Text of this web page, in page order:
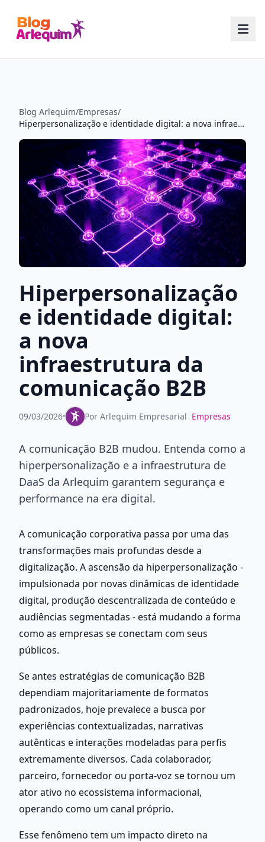
Blog Arlequim/Empresas/
Hiperpersonalização e identidade digital: a nova infraestrutura da comunicação B2B
Hiperpersonalização
e identidade digital:
a nova
infraestrutura da
comunicação B2B
09/03/2026• Por Arlequim Empresarial Empresas
A comunicação B2B mudou. Entenda como a
hiperpersonalização e a infraestrutura de
DaaS da Arlequim garantem segurança e
performance na era digital.
A comunicação corporativa passa por uma das
transformações mais profundas desde a
digitalização. A ascensão da hiperpersonalização -
impulsionada por novas dinâmicas de identidade
digital, produção descentralizada de conteúdo e
audiências segmentadas - está mudando a forma
como as empresas se conectam com seus
públicos.
Se antes estratégias de comunicação B2B
dependiam majoritariamente de formatos
padronizados, hoje prevalece a busca por
experiências contextualizadas, narrativas
autênticas e interações modeladas para perfis
extremamente diversos. Cada colaborador,
parceiro, fornecedor ou porta-voz se tornou um
ator ativo no ecossistema informacional,
operando como um canal próprio.
Esse fenômeno tem um impacto direto na